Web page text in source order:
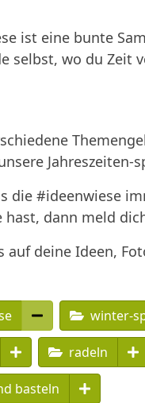
ist eine bunte
selbst, wo du Zeit
Jahreszeiten-
die #ideenwiese
hast, dann meld
auf deine Ideen,
winter-
radeln
basteln